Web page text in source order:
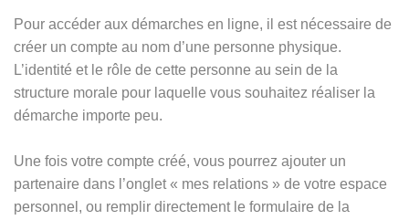
Pour accéder aux démarches en ligne, il est nécessaire de
créer un compte au nom d’une personne physique.
L’identité et le rôle de cette personne au sein de la
structure morale pour laquelle vous souhaitez réaliser la
démarche importe peu.
Une fois votre compte créé, vous pourrez ajouter un
partenaire dans l’onglet « mes relations » de votre espace
personnel, ou remplir directement le formulaire de la